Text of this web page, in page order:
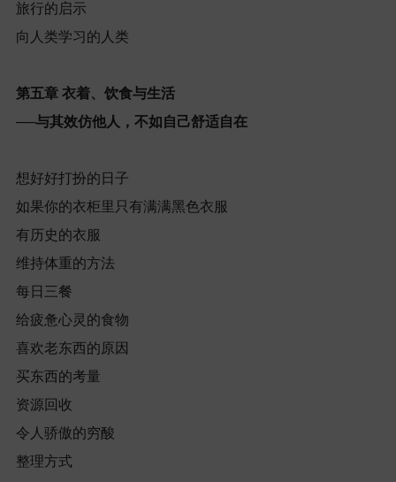
旅行的启示
向人类学习的人类
第五章 衣着、饮食与生活
──与其效仿他人，不如自己舒适自在
想好好打扮的日子
如果你的衣柜里只有满满黑色衣服
有历史的衣服
维持体重的方法
每日三餐
给疲惫心灵的食物
喜欢老东西的原因
买东西的考量
资源回收
令人骄傲的穷酸
整理方式